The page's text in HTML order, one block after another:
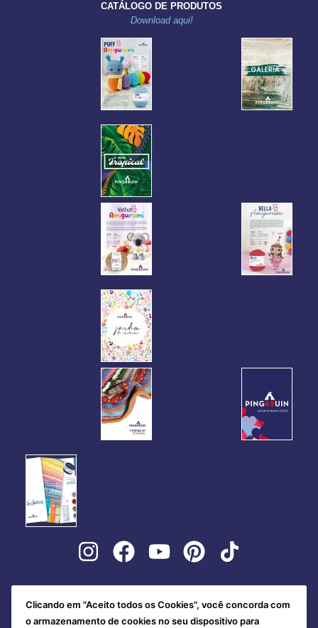
CATÁLOGO DE PRODUTOS
Download aqui!
Clicando em "Aceito todos os Cookies", você concorda com
o armazenamento de cookies no seu dispositivo para